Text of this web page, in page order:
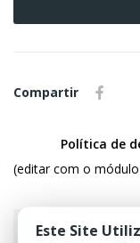
Compartir
Política de
(editar com o
Este Site